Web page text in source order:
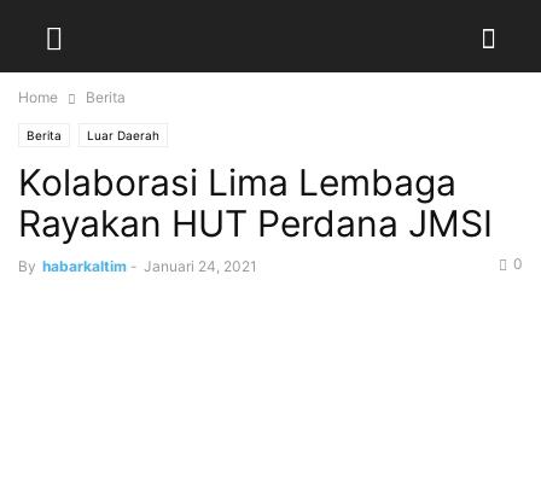
Home Berita
Berita Luar Daerah
Kolaborasi Lima Lembaga
Rayakan HUT Perdana JMSI
By habarkaltim - Januari 24, 2021 0